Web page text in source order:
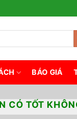
BÁO GIÁ
CÓ TỐT